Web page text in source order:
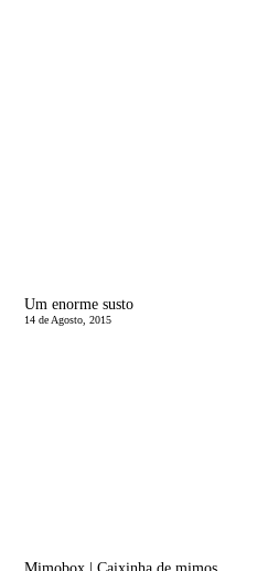
Um enorme susto
14 de Agosto, 2015